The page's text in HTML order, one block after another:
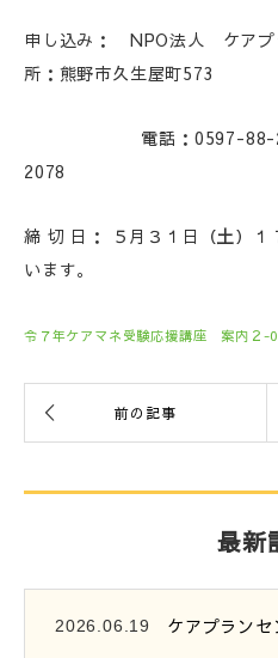
申し込み： NPO法人 ケア
所：熊野市久生屋町573
電話：0597-88-
2078
締 切 日： ５月３１日（土）１
います。
令７年ケアマネ受験応援講座 案内２-
最新
2026.06.19 ケアプラン